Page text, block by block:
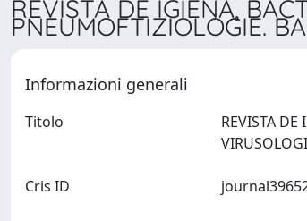
REVISTA DE IGIENA,
PNEUMOFTIZIOLOGIE.
Informazioni generali
Titolo
REVISTA
Cris ID